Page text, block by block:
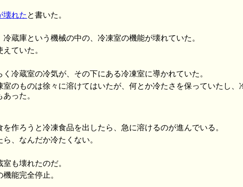
壊れた と書いた。
冷蔵庫という機械の中の、冷凍室の機能が壊れていた。
ていた。
く冷蔵室の冷気が、その下にある冷凍室に導かれていた。
室のものは徐々に溶けてはいたが、何とか冷たさを保っていたし、
った。
を作ろうと冷凍食品を出したら、急に溶けるのが進んでいる。
、なんだか冷たくない。
も壊れたのだ。
能完全停止。